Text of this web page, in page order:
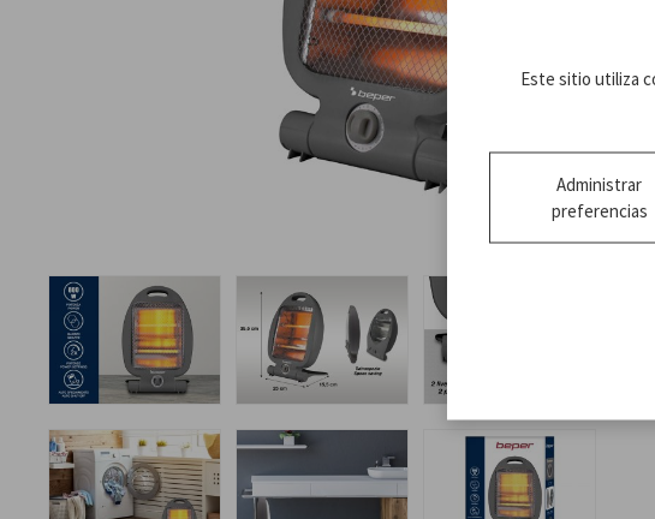
Este sitio utiliza
Administrar
preferencias